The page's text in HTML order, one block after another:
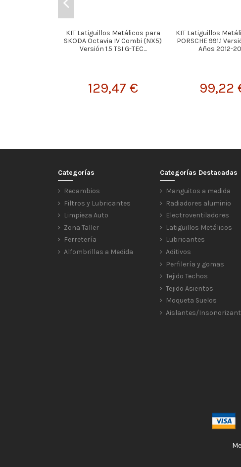
KIT Latiguillos Metálicos para
SKODA Octavia IV Combi (NX5)
Versión 1.5 TSI G-TEC...
129,47 €
KIT Latiguillos
PORSCHE 991.1
Años 2012-
99,22
Categorías
Recambios
Filtros y Lubricantes
Limpieza Auto
Zona Taller
Ferretería
Alfombrillas a Medida
Categorías Destacadas
Manguitos a medida
Radiadores aluminio
Electroventiladores
Latiguillos Metálicos
Lubricantes
Aditivos
Perfilería y gomas
Tejido Techos
Tejido Asientos
Moqueta Suelos
Aislantes/